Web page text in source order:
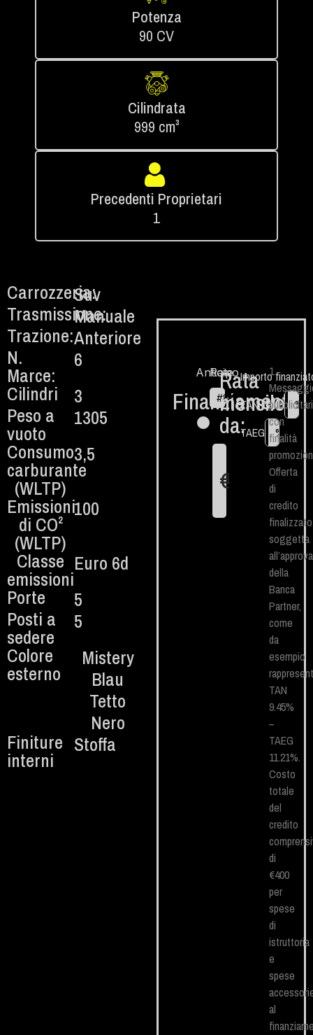
Potenza
90 CV
Cilindrata
999 cm³
Precedenti Proprietari
1
Carrozzeria:
Suv
Trasmissione:Manuale
Trazione:Anteriore
N.
Marce:
6
Cilindri
3
Peso a
vuoto
1305
Consumo
carburante
(WLTP)
3,5
Emissioni
di CO²
(WLTP)​
100
Classe
emissioni
Euro 6d
Porte
5
Posti a
sedere
5
Colore
esterno
Mistery
Blau
Tetto
Nero
Finiture
interni
Stoffa
Finanziamento
Anticipo
€
Rate
#84
Rata
mensile
da:
€
1
Importo
TAN Fisso
%
TAEG
%
1.
con
finalità
Offerta
di
credito
finalizzato
soggetta
della
Banca
Partner,
come
da
esempio
TAN
9.45%
–
TAEG
11.21%.
Costo
totale
del
credito
di
€400
per
spese
di
istruttoria
e
spese
al